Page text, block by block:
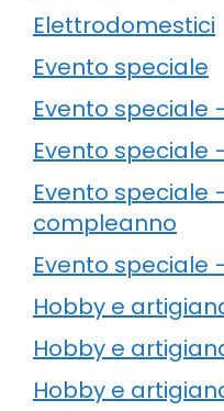
Elettrodomestici
Evento speciale
Evento speciale
Evento speciale
Evento speciale
compleanno
Evento speciale
Hobby e
Hobby e
Hobby e